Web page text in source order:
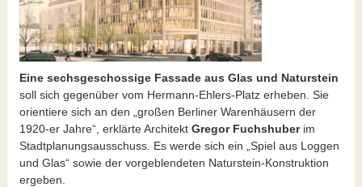
Eine sechsgeschossige Fassade aus Glas und Naturstein
soll sich gegenüber vom Hermann-Ehlers-Platz erheben. Sie
orientiere sich an den „großen Berliner Warenhäusern der
1920-er Jahre“, erklärte Architekt Gregor Fuchshuberim
Stadtplanungsausschuss. Es werde sich ein „Spiel aus Loggen
und Glas“ sowie der vorgeblendeten Naturstein-Konstruktion
ergeben.